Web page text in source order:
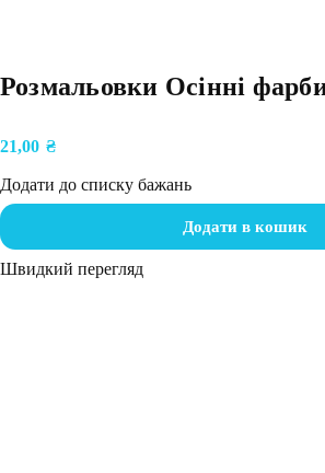
Розмальовки Осінні
21,00 ₴
Додати до списку бажань
Додати в кошик
Швидкий перегляд